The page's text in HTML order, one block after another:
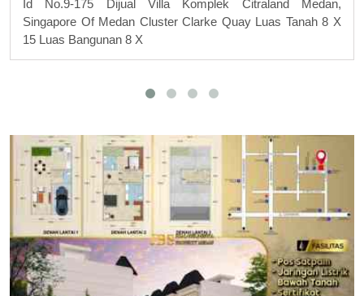
Id No.9-175 Dijual Villa Komplek Citraland Medan,
Singapore Of Medan Cluster Clarke Quay Luas Tanah 8 X
15 Luas Bangunan 8 X